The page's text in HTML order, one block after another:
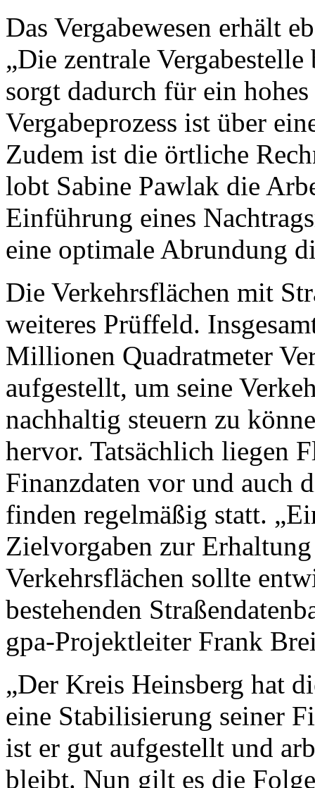
Das Vergabewesen erhält
„Die zentrale
sorgt dadurch für ein
Vergabeprozess ist über
Zudem ist die örtliche
lobt Sabine Pawlak die
Einführung eines
eine optimale Abrundung
Die Verkehrsflächen mit
weiteres Prüffeld.
Millionen Quadratmeter
aufgestellt, um seine
nachhaltig steuern zu
hervor. Tatsächlich liegen
Finanzdaten vor und auch
finden regelmäßig statt.
Zielvorgaben zur
Verkehrsflächen sollte
bestehenden
gpa-Projektleiter Frank
„Der Kreis Heinsberg hat
eine Stabilisierung seiner
ist er gut aufgestellt und
bleibt. Nun gilt es die